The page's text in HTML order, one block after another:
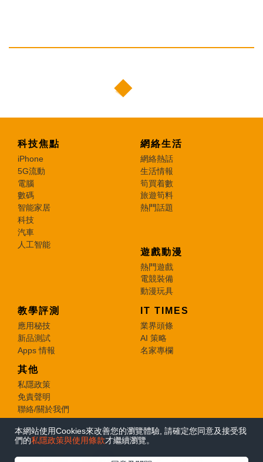
本網站使用Cookies來改善您的瀏覽體驗, 請確定您同意及接受我
們的私隱政策與使用條款才繼續瀏覽。
科技焦點
iPhone
5G流動
電腦
數碼
智能家居
科技
汽車
人工智能
網絡生活
網絡熱話
生活情報
筍買着數
旅遊筍料
熱門話題
遊戲動漫
熱門遊戲
電競裝備
動漫玩具
教學評測
應用秘技
新品測試
Apps 情報
IT TIMES
業界頭條
AI 策略
名家專欄
其他
私隱政策
免責聲明
聯絡/關於我們
© 2026 e-zone. All Rights Reserved.